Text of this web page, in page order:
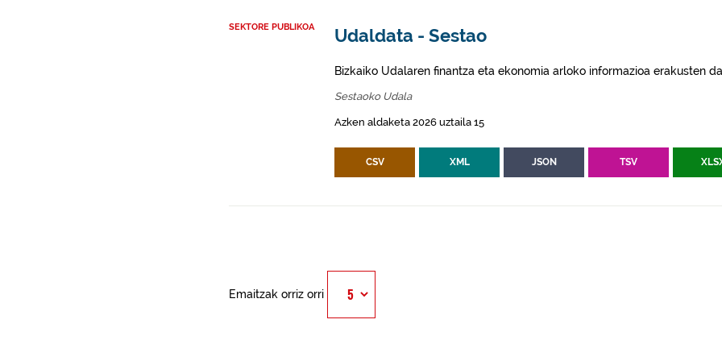
SEKTORE PUBLIKOA Udaldata - Sestao
Bizkaiko Udalaren finantza eta ekonomia arloko informazioa erakusten
Sestaoko Udala
Azken aldaketa 2026 uztaila 15
CSV XML JSON TSV
Emaitzak orriz orri